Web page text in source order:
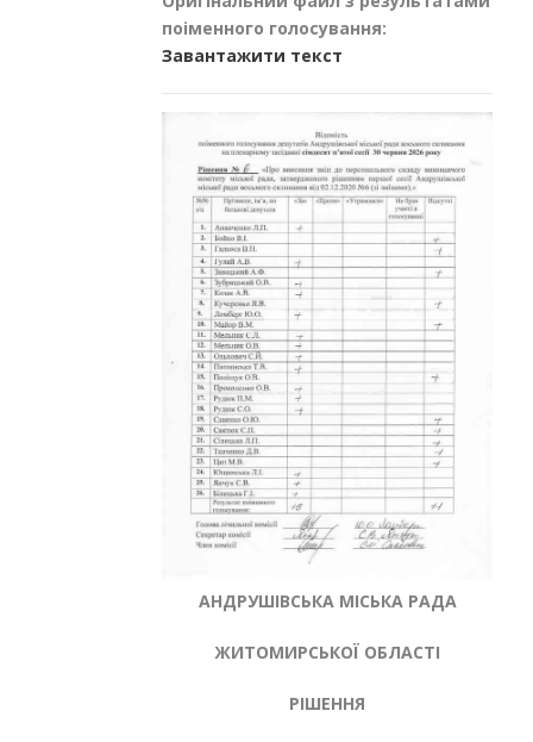
поіменного голосування:
Завантажити текст
АНДРУШІВСЬКА МІСЬКА РАДА
ЖИТОМИРСЬКОЇ ОБЛАСТІ
РІШЕННЯ